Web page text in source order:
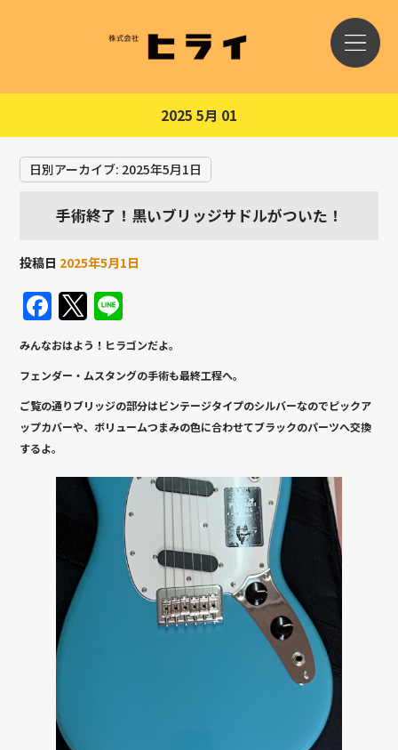
2025 5月 01
日別アーカイブ: 2025年5月1日
手術終了！黒いブリッジサドルがついた！
投稿日 2025年5月1日
Facebook
Twitter
みんなおはよう！ヒラゴンだよ。
フェンダー・ムスタングの手術も最終工程へ。
ご覧の通りブリッジの部分はビンテージタイプのシルバーなのでピックア
ップカバーや、ボリュームつまみの色に合わせてブラックのパーツへ交換
するよ。